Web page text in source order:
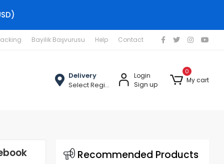
Bayilik Başvurusu Help Contact
Delivery
Select Region
Login
Sign up
0
My cart
Recommended Products